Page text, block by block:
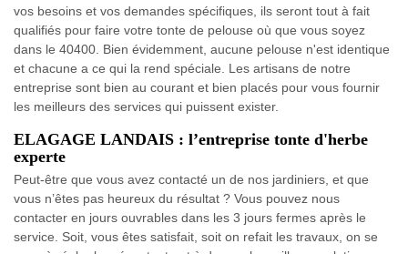
vos besoins et vos demandes spécifiques, ils seront tout à fait
qualifiés pour faire votre tonte de pelouse où que vous soyez
dans le 40400. Bien évidemment, aucune pelouse n'est identique
et chacune a ce qui la rend spéciale. Les artisans de notre
entreprise sont bien au courant et bien placés pour vous fournir
les meilleurs des services qui puissent exister.
ELAGAGE LANDAIS : l’entreprise tonte d'herbe
experte
Peut-être que vous avez contacté un de nos jardiniers, et que
vous n’êtes pas heureux du résultat ? Vous pouvez nous
contacter en jours ouvrables dans les 3 jours fermes après le
service. Soit, vous êtes satisfait, soit on refait les travaux, on se